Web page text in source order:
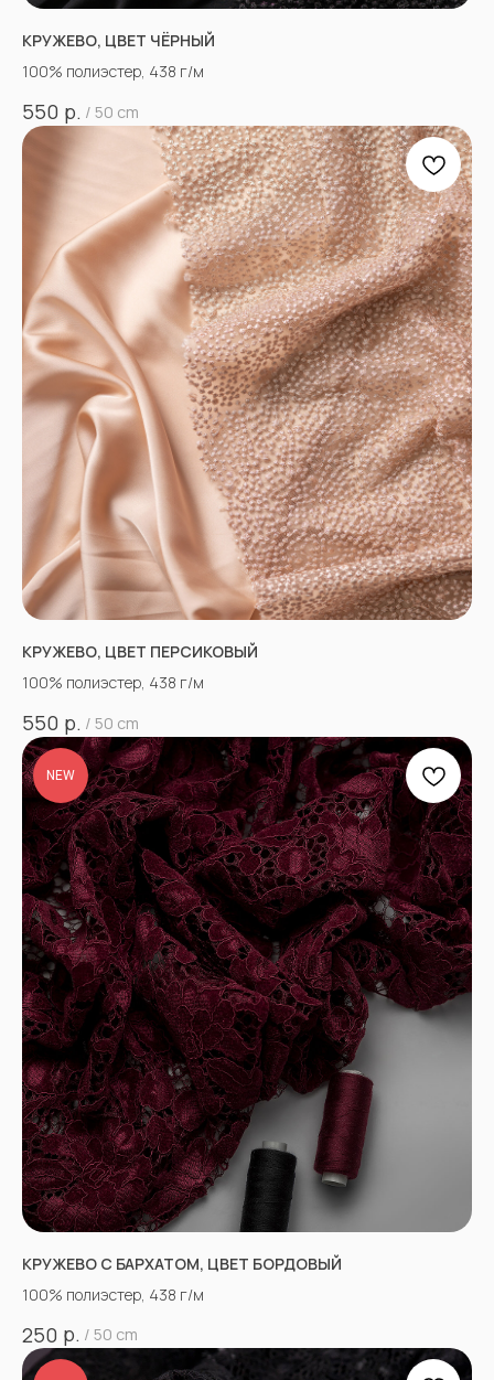
КРУЖЕВО, ЦВЕТ ЧЁРНЫЙ
100% полиэстер, 438 г/м
550 р. / 50 cm
КРУЖЕВО, ЦВЕТ ПЕРСИКОВЫЙ
100% полиэстер, 438 г/м
550 р. / 50 cm
NEW
КРУЖЕВО С БАРХАТОМ, ЦВЕТ БОРДОВЫЙ
100% полиэстер, 438 г/м
250 р. / 50 cm